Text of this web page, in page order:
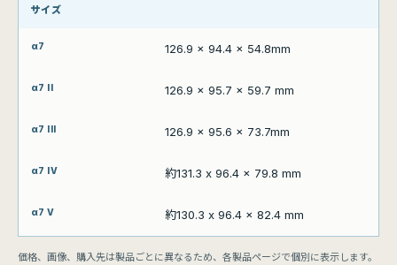
サイズ
126.9 x 94.4 x 54.8mm
126.9 x 95.7 x 59.7 mm
126.9 x 95.6 x 73.7mm
約131.3 x 96.4 x 79.8 mm
約130.3 x 96.4 x 82.4 mm
価格、画像、購入先は製品ごとに異なるため、各製品ページで個別に表示します。